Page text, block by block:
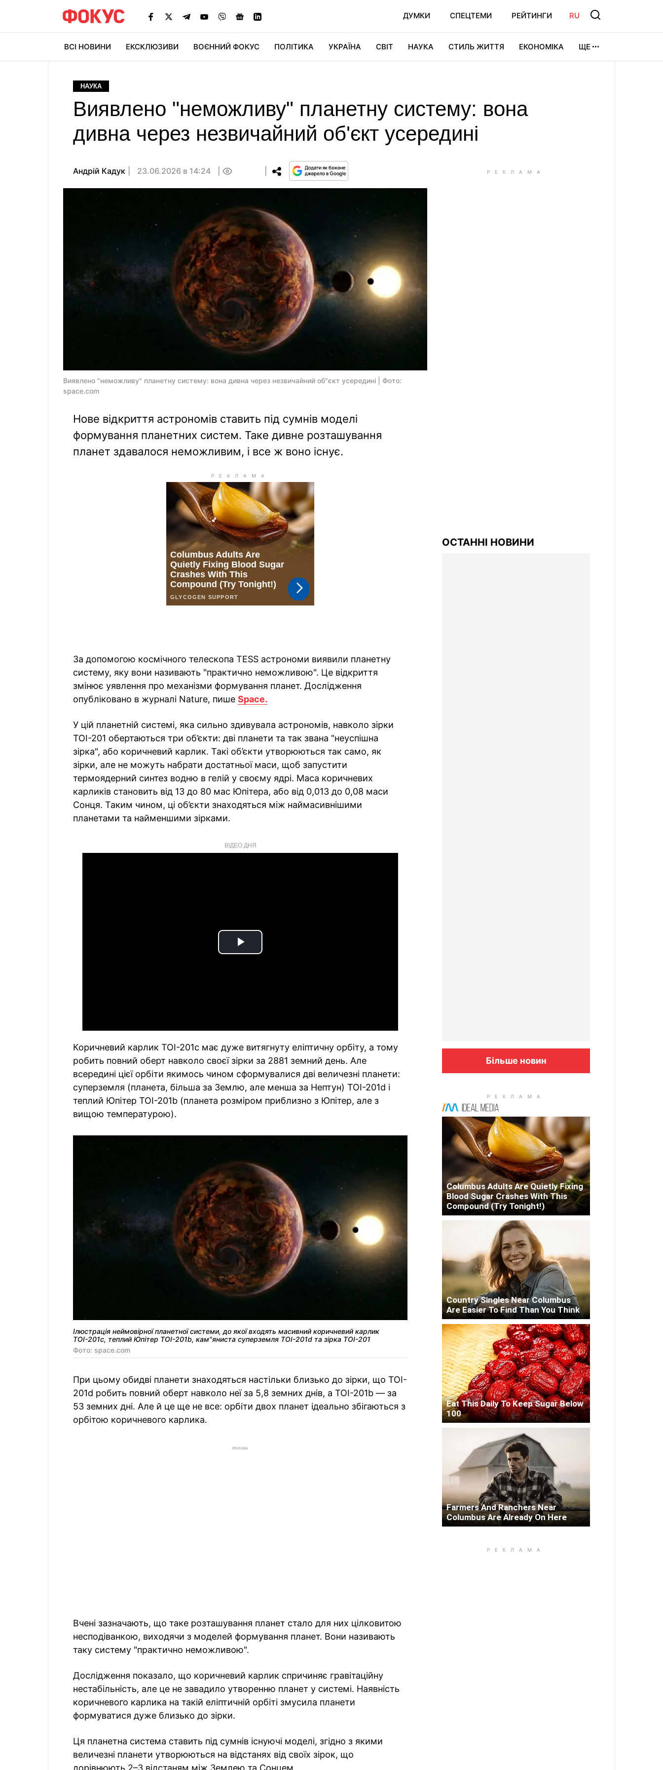
ДУМКИ СПЕЦТЕМИ РЕЙТИНГИ RU
ВСІ НОВИНИ ЕКСКЛЮЗИВИ ВОЄННИЙ ФОКУС ПОЛІТИКА УКРАЇНА СВІТ НАУКА СТИЛЬ ЖИТТЯ ЕКОНОМІКА ЩЕ
НАУКА
Виявлено "неможливу" планетну систему: вона
дивна через незвичайний об'єкт усередині
Андрій Кадук 23.06.2026 в 14:24
Виявлено "неможливу" планетну систему: вона дивна через незвичайний об"єкт усередині | Фото:
space.com
Нове відкриття астрономів ставить під сумнів моделі
формування планетних систем. Таке дивне розташування
планет здавалося неможливим, і все ж воно існує.
За допомогою космічного телескопа TESS астрономи виявили планетну
систему, яку вони називають "практично неможливою". Це відкриття
змінює уявлення про механізми формування планет. Дослідження
опубліковано в журналі Nature, пише Space.
У цій планетній системі, яка сильно здивувала астрономів, навколо зірки
TOI-201 обертаються три об’єкти: дві планети та так звана "неуспішна
зірка", або коричневий карлик. Такі об’єкти утворюються так само, як
зірки, але не можуть набрати достатньої маси, щоб запустити
термоядерний синтез водню в гелій у своєму ядрі. Маса коричневих
карликів становить від 13 до 80 мас Юпітера, або від 0,013 до 0,08 маси
Сонця. Таким чином, ці об’єкти знаходяться між наймасивнішими
планетами та найменшими зірками.
ВІДЕО ДНЯ
Play
Коричневий карлик TOI-201c має дуже витягнуту еліптичну орбіту, а тому
робить повний оберт навколо своєї зірки за 2881 земний день. Але
всередині цієї орбіти якимось чином сформувалися дві величезні планети:
суперземля (планета, більша за Землю, але менша за Нептун) TOI-201d і
теплий Юпітер TOI-201b (планета розміром приблизно з Юпітер, але з
вищою температурою).
Ілюстрація неймовірної планетної системи, до якої входять масивний коричневий карлик
TOI-201c, теплий Юпітер TOI-201b, кам"яниста суперземля TOI-201d та зірка TOI-201
Фото: space.com
При цьому обидві планети знаходяться настільки близько до зірки, що TOI-
201d робить повний оберт навколо неї за 5,8 земних днів, а TOI-201b — за
53 земних дні. Але й це ще не все: орбіти двох планет ідеально збігаються з
орбітою коричневого карлика.
РЕКЛАМА
Вчені зазначають, що таке розташування планет стало для них цілковитою
несподіванкою, виходячи з моделей формування планет. Вони називають
таку систему "практично неможливою".
Дослідження показало, що коричневий карлик спричиняє гравітаційну
нестабільність, але це не завадило утворенню планет у системі. Наявність
коричневого карлика на такій еліптичній орбіті змусила планети
формуватися дуже близько до зірки.
Ця планетна система ставить під сумнів існуючі моделі, згідно з якими
величезні планети утворюються на відстанях від своїх зірок, що
дорівнюють 2–3 відстаням між Землею та Сонцем.
ОСТАННІ НОВИНИ
Більше новин
Columbus Adults Are Quietly Fixing
Blood Sugar Crashes With This
Compound (Try Tonight!)
Country Singles Near Columbus
Are Easier To Find Than You Think
Eat This Daily To Keep Sugar Below
100
Farmers And Ranchers Near
Columbus Are Already On Here